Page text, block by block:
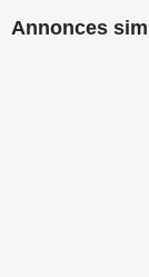
Annonces